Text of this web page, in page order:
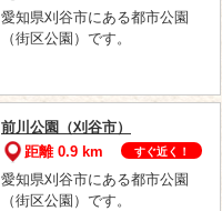
愛知県刈谷市にある都市公園
（街区公園）です。
前川公園（刈谷市）
距離 0.9 km
すぐ近く！
愛知県刈谷市にある都市公園
（街区公園）です。